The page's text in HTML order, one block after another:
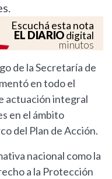
Escuchá esta nota
EL DIARIOdigital
minutos
de la Secretaría de
en todo el
actuación integral
en el ámbito
del Plan de Acción.
nacional como la
a la Protección